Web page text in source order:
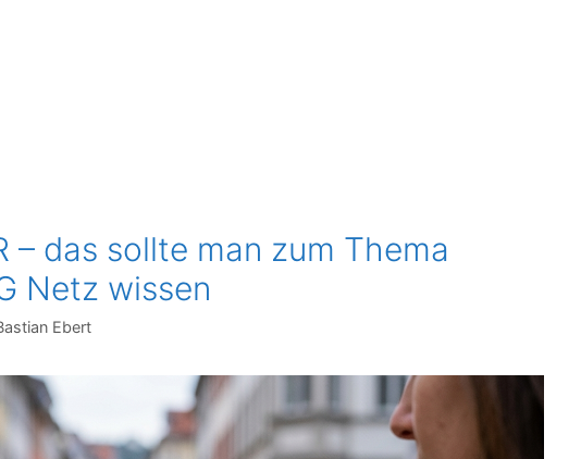
– das sollte man zum Thema
Netz wissen
Ebert